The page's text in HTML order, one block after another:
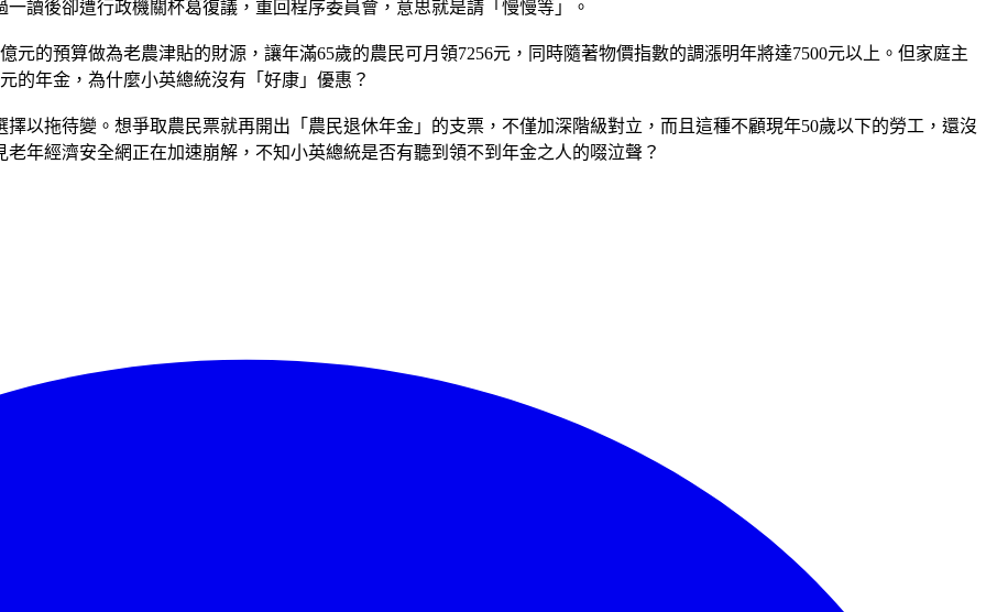
讀後卻遭行政機關杯葛復議，重回程序委員會，意思就是請「慢慢等」。
元的預算做為老農津貼的財源，讓年滿65歲的農民可月領7256元，同時隨著物價指數的調漲明年將達7500元以上。但家庭主
的年金，為什麼小英總統沒有「好康」優惠？
以拖待變。想爭取農民票就再開出「農民退休年金」的支票，不僅加深階級對立，而且這種不顧現年50歲以下的勞工，還沒
年經濟安全網正在加速崩解，不知小英總統是否有聽到領不到年金之人的啜泣聲？